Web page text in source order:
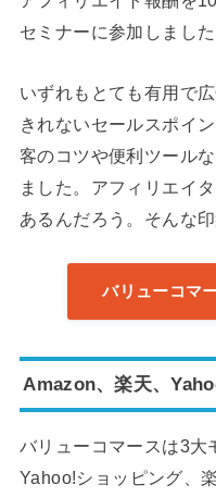
セミナーに参加しました
いずれもとても有用で
きれないセールスポイ
客のコツや便利ツール
ました。アフィリエイ
あるんだろう。そんな
バリューコマ
Amazon、楽天、
バリューコマースは3大
Yahoo!ショッピング、